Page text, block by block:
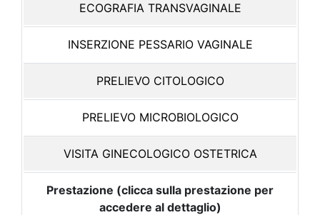
ECOGRAFIA TRANSVAGINALE
INSERZIONE PESSARIO VAGINALE
PRELIEVO CITOLOGICO
PRELIEVO MICROBIOLOGICO
VISITA GINECOLOGICO OSTETRICA
Prestazione (clicca sulla prestazione per
accedere al dettaglio)